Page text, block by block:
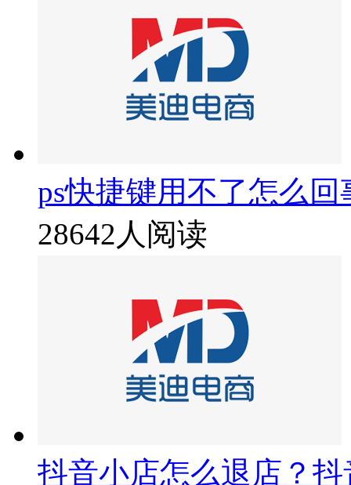
ps快捷键用不了怎么
28642人阅读
抖音小店怎么退店？